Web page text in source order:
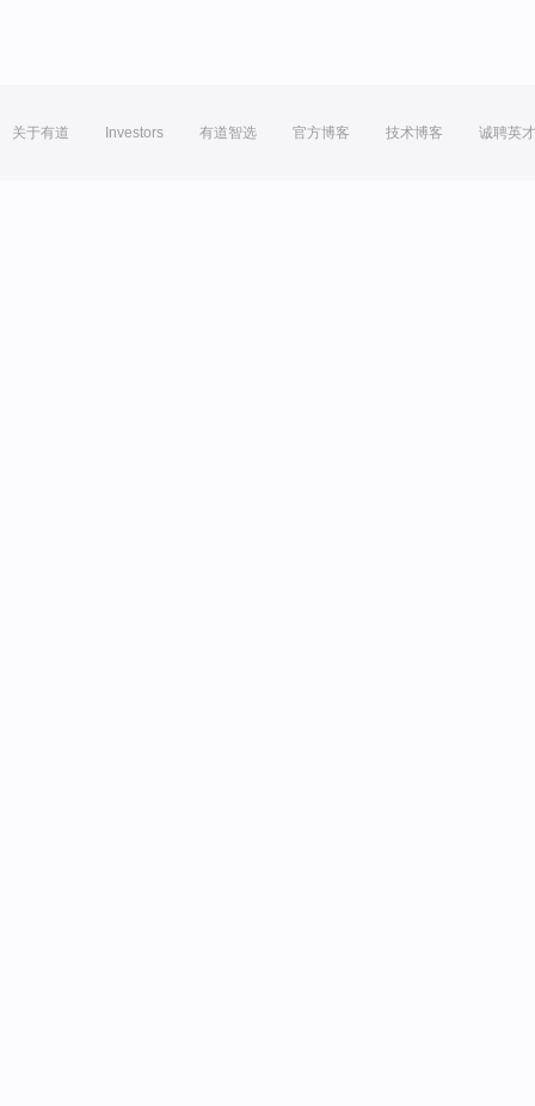
关于有道 Investors 有道智选 官方博客 技术博客 诚聘英才